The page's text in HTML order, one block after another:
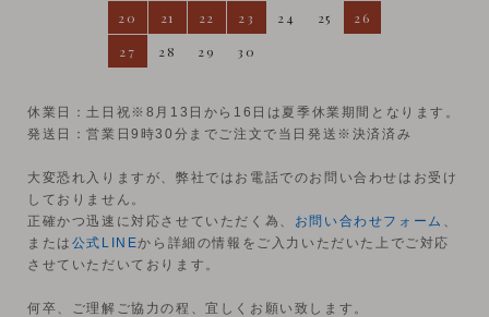
20
21 22 23 24 25
26
27
28 29 30
休業日：土日祝※8月13日から16日は夏季休業期間となります。
発送日：営業日9時30分までご注文で当日発送※決済済み
大変恐れ入りますが、弊社ではお電話でのお問い合わせはお受け
しておりません。
正確かつ迅速に対応させていただく為、 お問い合わせフォーム
または 公式LINEから詳細の情報をご入力いただいた上でご対応
させていただいております。
何卒、ご理解ご協力の程、宜しくお願い致します。